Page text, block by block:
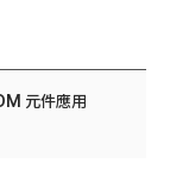
元件應用